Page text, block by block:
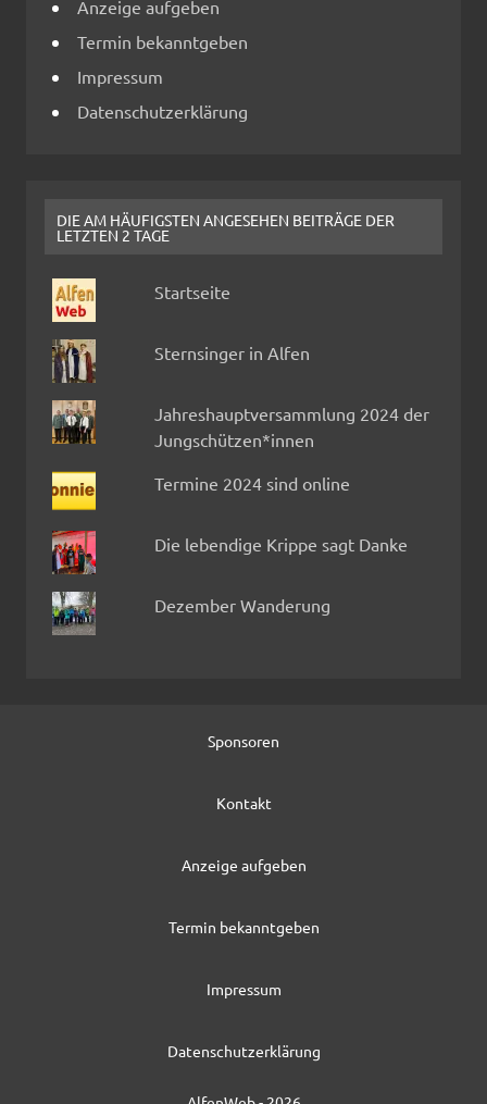
Anzeige aufgeben
Termin bekanntgeben
Impressum
Datenschutzerklärung
DIE AM HÄUFIGSTEN ANGESEHEN BEITRÄGE DER
LETZTEN 2 TAGE
Startseite
Sternsinger in Alfen
Jahreshauptversammlung 2024 der
Jungschützen*innen
Termine 2024 sind online
Die lebendige Krippe sagt Danke
Dezember Wanderung
Sponsoren
Kontakt
Anzeige aufgeben
Termin bekanntgeben
Impressum
Datenschutzerklärung